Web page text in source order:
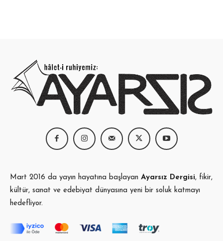
Mart 2016 da yayın hayatına başlayan Ayarsız Dergisi, fikir,
kültür, sanat ve edebiyat dünyasına yeni bir soluk katmayı
hedefliyor.